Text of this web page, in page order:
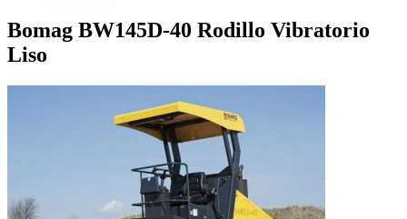
Bomag BW145D-40 Rodillo Vibratorio
Liso